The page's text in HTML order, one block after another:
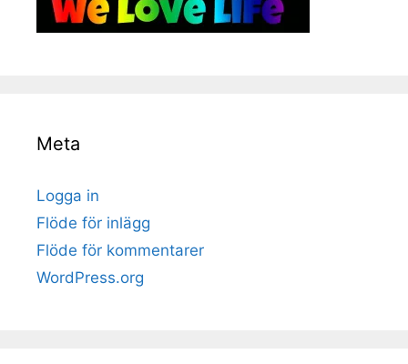
Meta
Logga in
Flöde för inlägg
Flöde för kommentarer
WordPress.org